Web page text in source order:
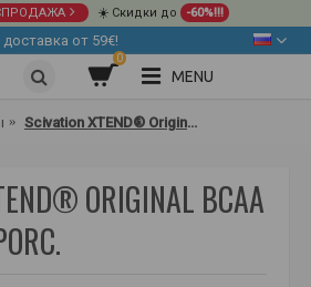
☀️ Скидки до -60%!!!
от 59€!
0
MENU
Scivation XTEND® Original BCAA Powder 30 porc.
ORIGINAL BCAA